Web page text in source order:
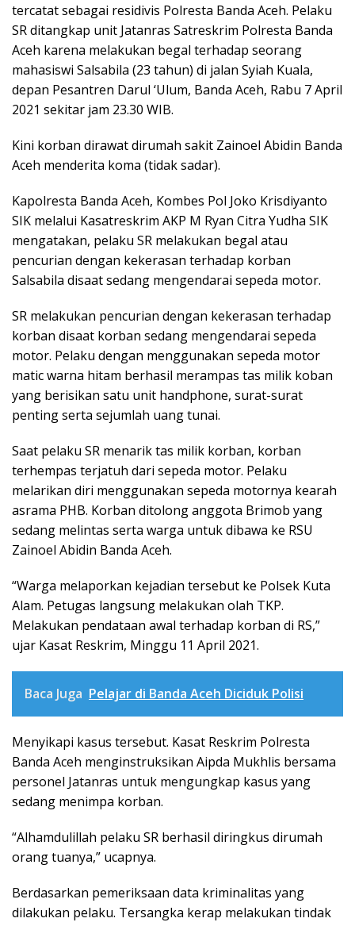
tercatat sebagai residivis Polresta Banda Aceh. Pelaku
SR ditangkap unit Jatanras Satreskrim Polresta Banda
Aceh karena melakukan begal terhadap seorang
mahasiswi Salsabila (23 tahun) di jalan Syiah Kuala,
depan Pesantren Darul ‘Ulum, Banda Aceh, Rabu 7 April
2021 sekitar jam 23.30 WIB.
Kini korban dirawat dirumah sakit Zainoel Abidin Banda
Aceh menderita koma (tidak sadar).
Kapolresta Banda Aceh, Kombes Pol Joko Krisdiyanto
SIK melalui Kasatreskrim AKP M Ryan Citra Yudha SIK
mengatakan, pelaku SR melakukan begal atau
pencurian dengan kekerasan terhadap korban
Salsabila disaat sedang mengendarai sepeda motor.
SR melakukan pencurian dengan kekerasan terhadap
korban disaat korban sedang mengendarai sepeda
motor. Pelaku dengan menggunakan sepeda motor
matic warna hitam berhasil merampas tas milik koban
yang berisikan satu unit handphone, surat-surat
penting serta sejumlah uang tunai.
Saat pelaku SR menarik tas milik korban, korban
terhempas terjatuh dari sepeda motor. Pelaku
melarikan diri menggunakan sepeda motornya kearah
asrama PHB. Korban ditolong anggota Brimob yang
sedang melintas serta warga untuk dibawa ke RSU
Zainoel Abidin Banda Aceh.
“Warga melaporkan kejadian tersebut ke Polsek Kuta
Alam. Petugas langsung melakukan olah TKP.
Melakukan pendataan awal terhadap korban di RS,”
ujar Kasat Reskrim, Minggu 11 April 2021.
Baca Juga Pelajar di Banda Aceh Diciduk Polisi
Menyikapi kasus tersebut. Kasat Reskrim Polresta
Banda Aceh menginstruksikan Aipda Mukhlis bersama
personel Jatanras untuk mengungkap kasus yang
sedang menimpa korban.
“Alhamdulillah pelaku SR berhasil diringkus dirumah
orang tuanya,” ucapnya.
Berdasarkan pemeriksaan data kriminalitas yang
dilakukan pelaku. Tersangka kerap melakukan tindak